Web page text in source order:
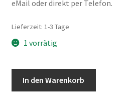
eMail oder direkt per Telefon.
Lieferzeit: 1-3 Tage
1 vorrätig
In den Warenkorb